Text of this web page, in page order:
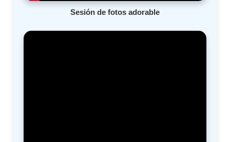
Sesión de fotos adorable